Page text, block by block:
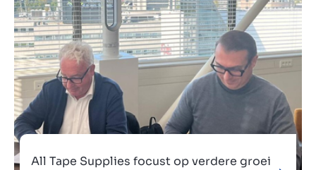
All Tape Supplies focust op verdere groei